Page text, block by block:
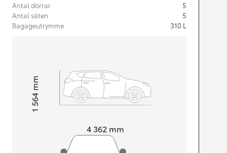
Antal dörrar
5
Antal säten
5
Bagageutrymme
310 L
4 362 mm
Height1 564
mm